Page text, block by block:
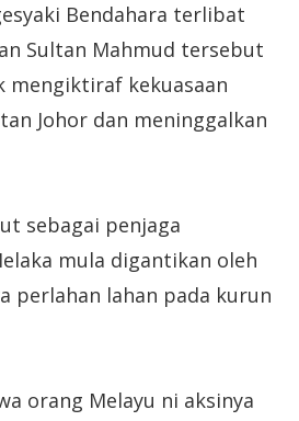
Bendahara terlibat
Sultan Mahmud tersebut
mengiktiraf kekuasaan
Johor dan meninggalkan
sebagai penjaga
mula digantikan oleh
perlahan lahan pada kurun
orang Melayu ni aksinya